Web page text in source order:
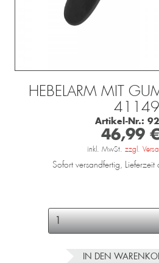
HEBELARM MIT
41149
Artikel-Nr.:
46,99
inkl. MwSt. zzgl.
Sofort versandfertig,
IN DEN